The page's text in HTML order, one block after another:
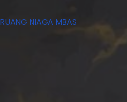
RUANG NIAGA MBAS